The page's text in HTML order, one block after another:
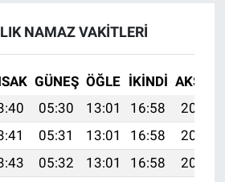
NAMAZ VAKITLERI
GÜNEŞ ÖĞLE İKINDI AKŞAM
05:30 13:01 16:58
20:22
05:31 13:01 16:58
20:21
05:32 13:01 16:58
20:20